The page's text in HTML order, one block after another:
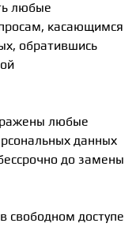
любые
касающимся
обратившись
любые
данных
до замены
свободном доступе